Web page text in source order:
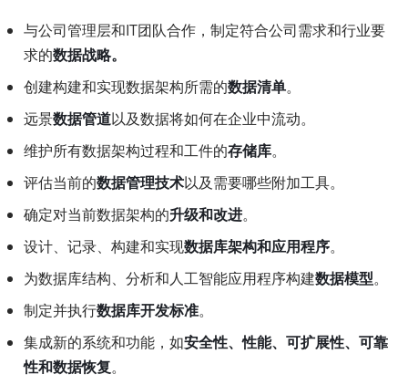
与公司管理层和IT团队合作，制定符合公司需求和行业要
求的数据战略。
创建构建和实现数据架构所需的数据清单。
远景数据管道以及数据将如何在企业中流动。
维护所有数据架构过程和工件的存储库。
评估当前的数据管理技术以及需要哪些附加工具。
确定对当前数据架构的升级和改进。
设计、记录、构建和实现数据库架构和应用程序。
为数据库结构、分析和人工智能应用程序构建数据模型。
制定并执行数据库开发标准。
集成新的系统和功能，如安全性、性能、可扩展性、可靠
性和数据恢复。